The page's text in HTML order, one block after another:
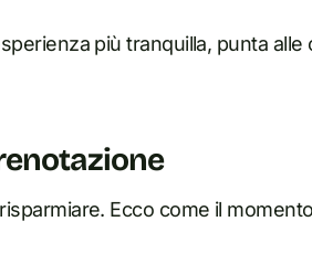
più tranquilla, punta
Ecco come il